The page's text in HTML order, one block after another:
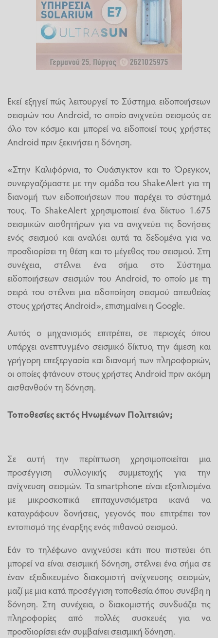
Εκεί εξηγεί πώς λειτουργεί το Σύστημα ειδοποιήσεων
σεισμών του Android, το οποίο ανιχνεύει σεισμούς σε
όλο τον κόσμο και μπορεί να ειδοποιεί τους χρήστες
Android πριν ξεκινήσει η δόνηση.
«Στην Καλιφόρνια, το Ουάσιγκτον και το Όρεγκον,
συνεργαζόμαστε με την ομάδα του ShakeAlert για τη
διανομή των ειδοποιήσεων που παρέχει το σύστημά
τους. Το ShakeAlert χρησιμοποιεί ένα δίκτυο 1.675
σεισμικών αισθητήρων για να ανιχνεύει τις δονήσεις
ενός σεισμού και αναλύει αυτά τα δεδομένα για να
προσδιορίσει τη θέση και το μέγεθος του σεισμού. Στη
συνέχεια, στέλνει ένα σήμα στο Σύστημα
ειδοποιήσεων σεισμών του Android, το οποίο με τη
σειρά του στέλνει μια ειδοποίηση σεισμού απευθείας
στους χρήστες Android», επισημαίνει η Google.
Αυτός ο μηχανισμός επιτρέπει, σε περιοχές όπου
υπάρχει ανεπτυγμένο σεισμικό δίκτυο, την άμεση και
γρήγορη επεξεργασία και διανομή των πληροφοριών,
οι οποίες φτάνουν στους χρήστες Android πριν ακόμη
αισθανθούν τη δόνηση.
Τοποθεσίες εκτός Ηνωμένων Πολιτειών;
Σε αυτή την περίπτωση χρησιμοποιείται μια
προσέγγιση συλλογικής συμμετοχής για την
ανίχνευση σεισμών. Τα smartphone είναι εξοπλισμένα
με μικροσκοπικά επιταχυνσιόμετρα ικανά να
καταγράφουν δονήσεις, γεγονός που επιτρέπει τον
εντοπισμό της έναρξης ενός πιθανού σεισμού.
Εάν το τηλέφωνο ανιχνεύσει κάτι που πιστεύει ότι
μπορεί να είναι σεισμική δόνηση, στέλνει ένα σήμα σε
έναν εξειδικευμένο διακομιστή ανίχνευσης σεισμών,
μαζί με μια κατά προσέγγιση τοποθεσία όπου συνέβη η
δόνηση. Στη συνέχεια, ο διακομιστής συνδυάζει τις
πληροφορίες από πολλές συσκευές για να
προσδιορίσει εάν συμβαίνει σεισμική δόνηση.